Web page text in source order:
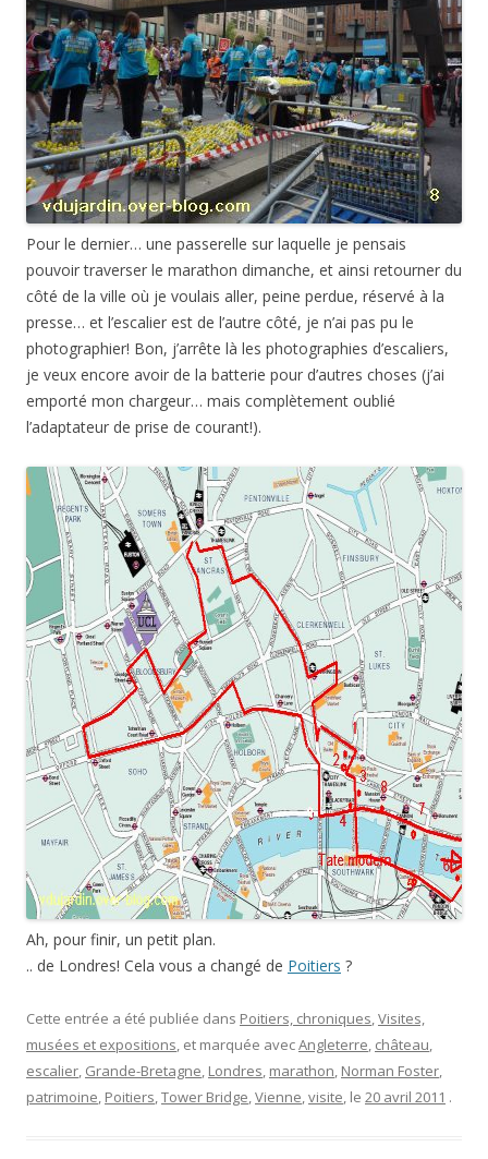
Pour le dernier… une passerelle sur laquelle je pensais
pouvoir traverser le marathon dimanche, et ainsi retourner du
côté de la ville où je voulais aller, peine perdue, réservé à la
presse… et l’escalier est de l’autre côté, je n’ai pas pu le
photographier! Bon, j’arrête là les photographies d’escaliers,
je veux encore avoir de la batterie pour d’autres choses (j’ai
emporté mon chargeur… mais complètement oublié
l’adaptateur de prise de courant!).
Ah, pour finir, un petit plan.
.. de Londres! Cela vous a changé de Poitiers ?
Cette entrée a été publiée dans Poitiers, chroniques,Visites,
musées et expositions, et marquée avecAngleterre, château,
escalier, Grande-Bretagne, Londres, marathon, Norman Foster,
patrimoine, Poitiers,Tower Bridge,Vienne,visite, le 20 avril 2011 .